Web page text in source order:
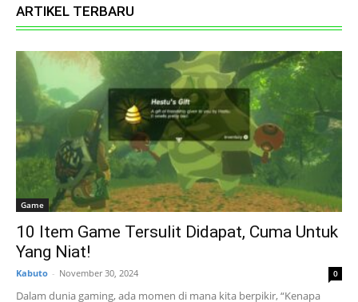
ARTIKEL TERBARU
Game
10 Item Game Tersulit Didapat, Cuma Untuk
Yang Niat!
Kabuto - November 30, 2024 0
Dalam dunia gaming, ada momen di mana kita berpikir, “Kenapa